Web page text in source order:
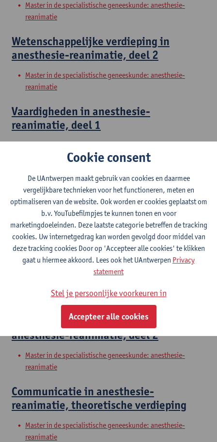
Master in de specialistische geneeskunde: anesthesie-
reanimatie
Wetenschappelijke verdieping in
anesthesie-reanimatie, deel 2
Master in de specialistische geneeskunde: anesthesie-
reanimatie
Vaardigheden in anesthesie-
reanimatie, deel 1
Aanvullingen in anesthesie-reanimatie,
deel 1
Master in de specialistische geneeskunde: anesthesie-
reanimatie
Probleemoplossend vermogen in
anesthesie-reanimatie, deel 1
reanimatie
Probleemoplossend vermogen in
anesthesie-reanimatie, deel 2
Master in de specialistische geneeskunde: anesthesie-
reanimatie
Communicatie in anesthesie-
reanimatie, theoretische verdieping
Master in de specialistische geneeskunde: anesthesie-
reanimatie
Cookie consent
De UAntwerpen maakt gebruik van cookies en daarmee
vergelijkbare technieken voor het functioneren, meten en
optimaliseren van de website. Ook worden er cookies geplaatst om
b.v. YouTubefilmpjes te kunnen tonen en voor
marketingdoeleinden. Deze laatste categorie betreffen de tracking
cookies. Uw internetgedrag kan worden gevolgd door middel van
deze tracking cookies Door op 'Accepteer alle cookies' te klikken
gaat u hiermee akkoord. Lees ook het UAntwerpen Privacy
statement
Stel je persoonlijke voorkeuren in
Accepteer alle cookies